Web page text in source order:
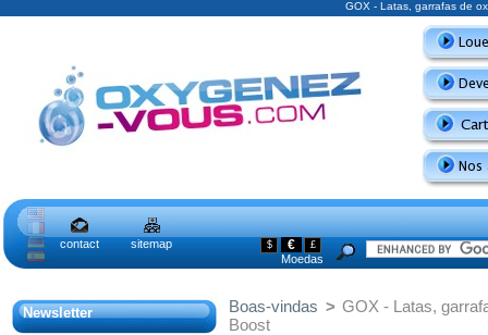
GOX - Latas, garrafas de
contact sitemap $ € £
Moedas
Newsletter Boas-vindas > GOX - Latas,
Boost